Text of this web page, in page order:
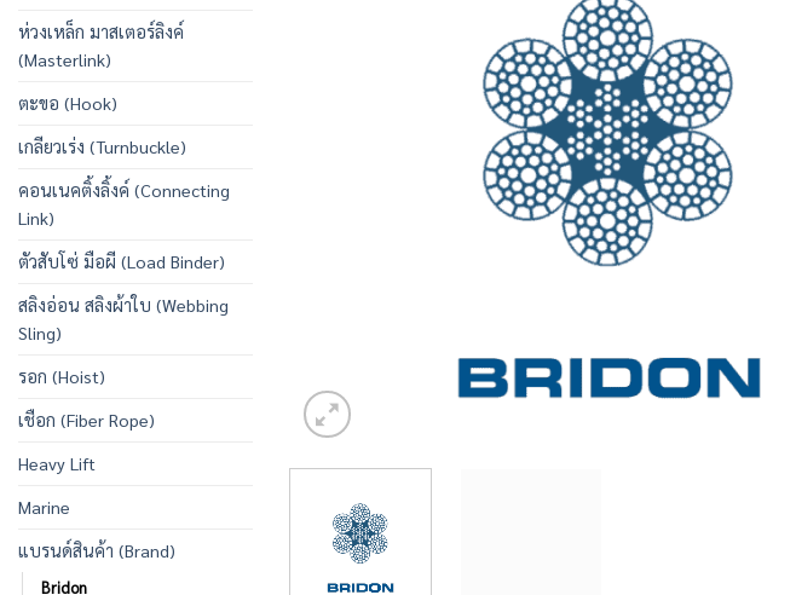
ห่วงเหล็ก มาสเตอร์ลิงค์
(Masterlink)
ตะขอ (Hook)
เกลียวเร่ง (Turnbuckle)
คอนเนคติ้งลิ้งค์ (Connecting
Link)
ตัวสับโซ่ มือผี (Load Binder)
สลิงอ่อน สลิงผ้าใบ (Webbing
Sling)
รอก (Hoist)
เชือก (Fiber Rope)
Heavy Lift
Marine
แบรนด์สินค้า (Brand)
Bridon